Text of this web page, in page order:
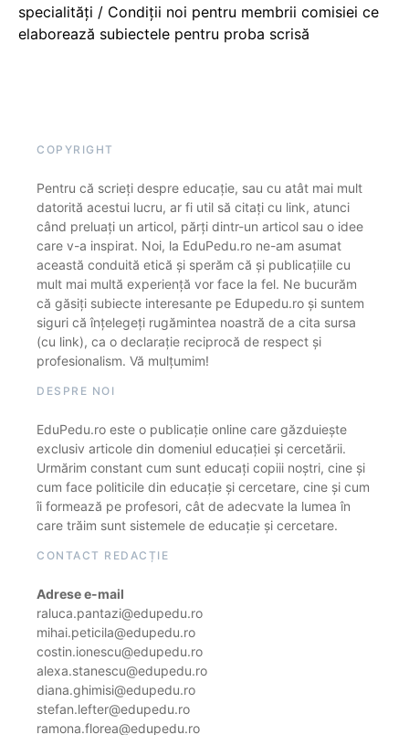
specialități / Condiții noi pentru membrii comisiei ce
elaborează subiectele pentru proba scrisă
COPYRIGHT
Pentru că scrieți despre educație, sau cu atât mai mult
datorită acestui lucru, ar fi util să citați cu link, atunci
când preluați un articol, părți dintr-un articol sau o idee
care v-a inspirat. Noi, la EduPedu.ro ne-am asumat
această conduită etică și sperăm că și publicațiile cu
mult mai multă experiență vor face la fel. Ne bucurăm
că găsiți subiecte interesante pe Edupedu.ro și suntem
siguri că înțelegeți rugămintea noastră de a cita sursa
(cu link), ca o declarație reciprocă de respect și
profesionalism. Vă mulțumim!
DESPRE NOI
EduPedu.ro este o publicație online care găzduiește
exclusiv articole din domeniul educației și cercetării.
Urmărim constant cum sunt educați copiii noștri, cine și
cum face politicile din educație și cercetare, cine și cum
îi formează pe profesori, cât de adecvate la lumea în
care trăim sunt sistemele de educație și cercetare.
CONTACT REDACȚIE
Adrese e-mail
raluca.pantazi@edupedu.ro
mihai.peticila@edupedu.ro
costin.ionescu@edupedu.ro
alexa.stanescu@edupedu.ro
diana.ghimisi@edupedu.ro
stefan.lefter@edupedu.ro
ramona.florea@edupedu.ro